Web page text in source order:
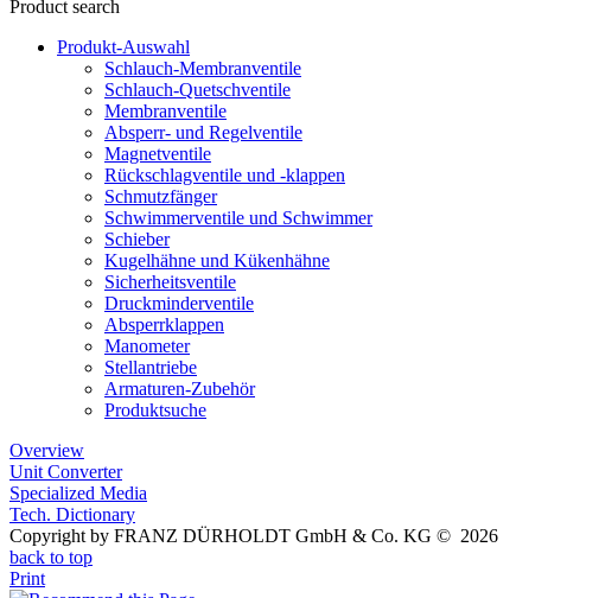
Product search
Produkt-Auswahl
Schlauch-Membranventile
Schlauch-Quetschventile
Membranventile
Absperr- und Regelventile
Magnetventile
Rückschlagventile und -klappen
Schmutzfänger
Schwimmerventile und Schwimmer
Schieber
Kugelhähne und Kükenhähne
Sicherheitsventile
Druckminderventile
Absperrklappen
Manometer
Stellantriebe
Armaturen-Zubehör
Produktsuche
Overview
Unit Converter
Specialized Media
Tech. Dictionary
Copyright by FRANZ DÜRHOLDT GmbH & Co. KG © 2026
back to top
Print